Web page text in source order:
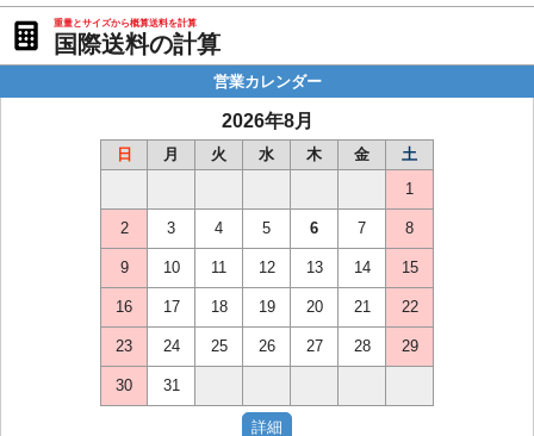
重量とサイズから概算送料を計算
国際送料の計算
営業カレンダー
2026年8月
日 月 火 水 木 金
土
1
2 3 4 5 6 7 8
9 10 11 12 13 14 15
16 17 18 19 20 21 22
23 24 25 26 27 28 29
30 31